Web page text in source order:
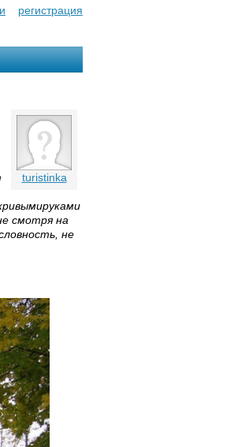
регистрация
turistinka
смотря на
не